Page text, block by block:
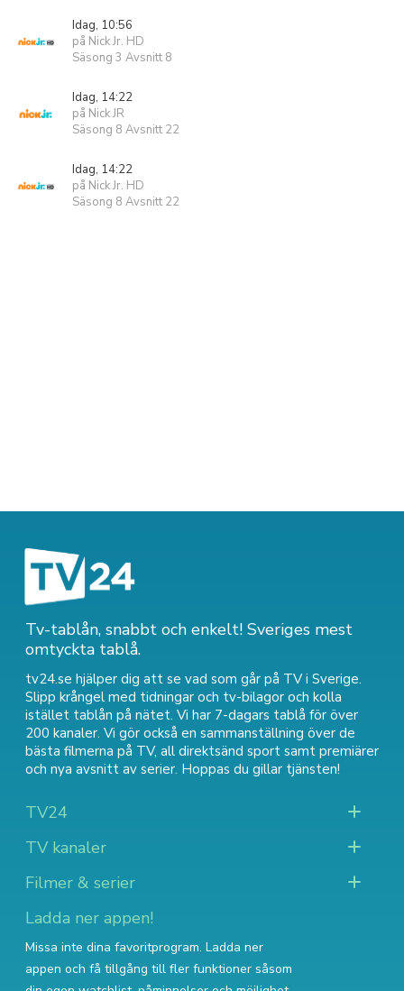
Idag, 10:56
på Nick Jr. HD
Säsong 3 Avsnitt 8
Idag, 14:22
på Nick JR
Säsong 8 Avsnitt 22
Idag, 14:22
på Nick Jr. HD
Säsong 8 Avsnitt 22
Tv-tablån, snabbt och enkelt! Sveriges mest
omtyckta tablå.
tv24.se hjälper dig att se vad som går på TV i Sverige.
Slipp krångel med tidningar och tv-bilagor och kolla
istället tablån på nätet. Vi har 7-dagars tablå för över
200 kanaler. Vi gör också en sammanställning över de
bästa filmerna på TV, all direktsänd sport samt premiärer
och nya avsnitt av serier. Hoppas du gillar tjänsten!
TV24
TV kanaler
Filmer & serier
Ladda ner appen!
Missa inte dina favoritprogram. Ladda ner
appen och få tillgång till fler funktioner såsom